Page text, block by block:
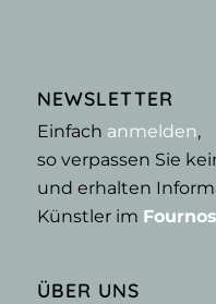
NEWSLETTER
Einfach anmelden,
so verpassen Sie
und erhalten
Künstler im
ÜBER UNS